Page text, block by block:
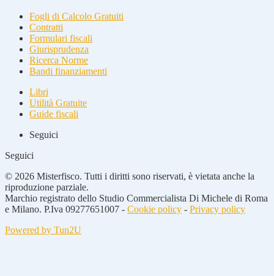
Fogli di Calcolo Gratuiti
Contratti
Formulari fiscali
Giurisprudenza
Ricerca Norme
Bandi finanziamenti
Libri
Utilità Gratuite
Guide fiscali
Seguici
Seguici
© 2026 Misterfisco. Tutti i diritti sono riservati, è vietata anche la
riproduzione parziale.
Marchio registrato dello Studio Commercialista Di Michele di Roma
e Milano. P.Iva 09277651007 - Cookie policy - Privacy policy
Powered by Tun2U